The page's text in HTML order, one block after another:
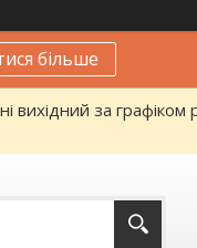
більше
вихідний за